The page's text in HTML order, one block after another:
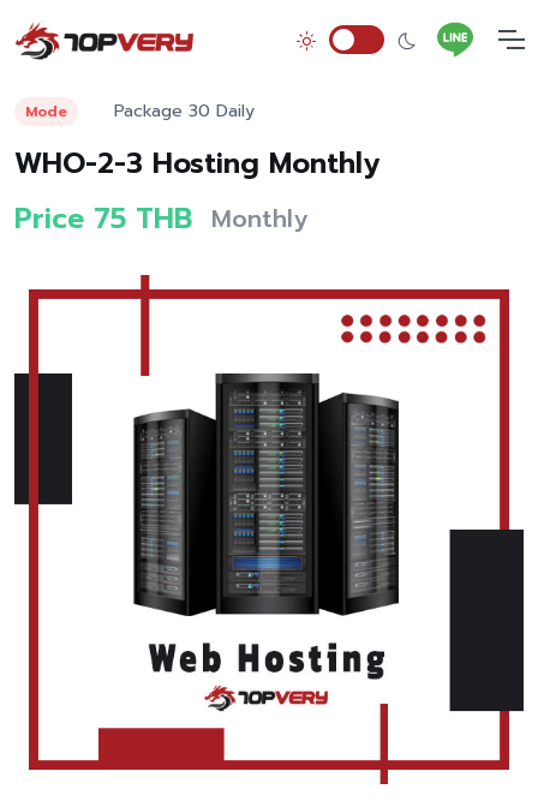
Mode Package 30 Daily
WHO-2-3 Hosting Monthly
Price 75 THB Monthly